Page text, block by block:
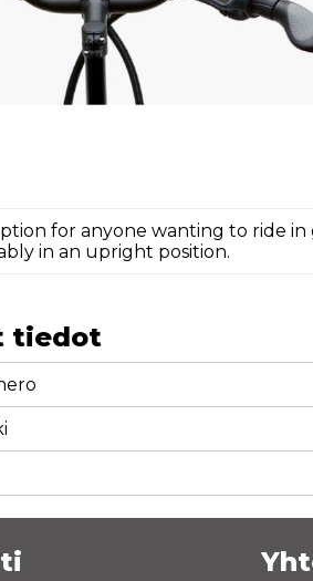
for anyone wanting to ride
in an upright position.
tiedot